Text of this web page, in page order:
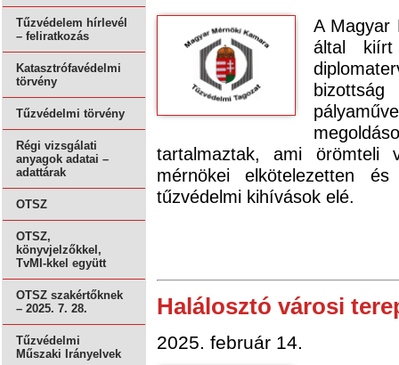
Tűzvédelem hírlevél
– feliratkozás
Katasztrófavédelmi
törvény
Tűzvédelmi törvény
Régi vizsgálati
anyagok adatai –
adattárak
OTSZ
OTSZ,
könyvjelzőkkel,
TvMI-kkel együtt
OTSZ szakértőknek
– 2025. 7. 28.
Tűzvédelmi
Műszaki Irányelvek
A Magyar
által
tartalmaztak, ami örömteli
mérnökei elkötelezetten
tűzvédelmi kihívások elé.
Halálosztó városi
2025. február 14.